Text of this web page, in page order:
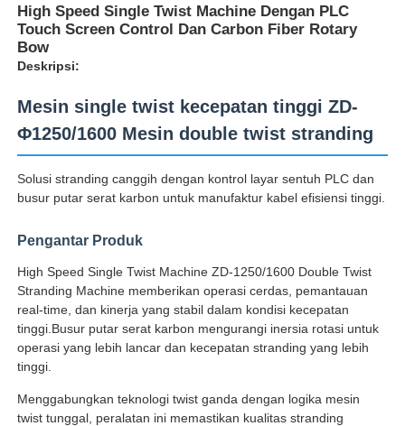
Rumah
Produk
High Speed Single Twist Machine Dengan PLC
Touch Screen Control Dan Carbon Fiber Rotary
Bow
Deskripsi:
Mesin single twist kecepatan tinggi ZD-
Φ1250/1600 Mesin double twist stranding
Solusi stranding canggih dengan kontrol layar sentuh PLC dan
busur putar serat karbon untuk manufaktur kabel efisiensi tinggi.
Pengantar Produk
High Speed Single Twist Machine ZD-1250/1600 Double Twist
Stranding Machine memberikan operasi cerdas, pemantauan
real-time, dan kinerja yang stabil dalam kondisi kecepatan
tinggi.Busur putar serat karbon mengurangi inersia rotasi untuk
operasi yang lebih lancar dan kecepatan stranding yang lebih
tinggi.
Menggabungkan teknologi twist ganda dengan logika mesin
twist tunggal, peralatan ini memastikan kualitas stranding